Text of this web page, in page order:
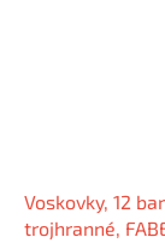
Voskovky, 12
trojhranné,